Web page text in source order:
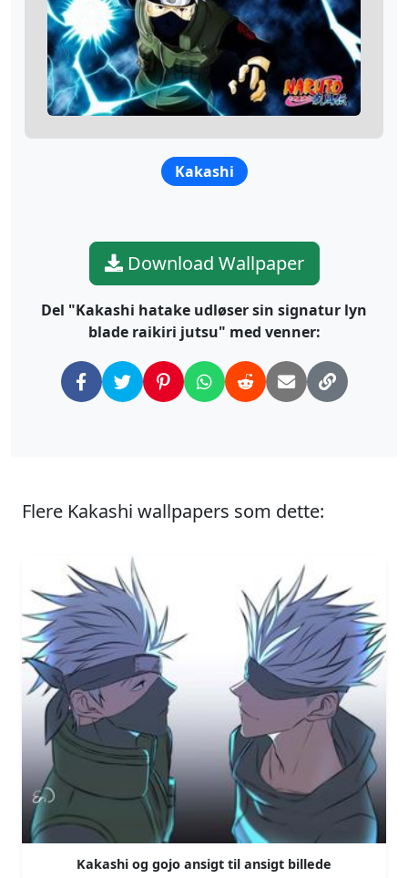
Kakashi
Download Wallpaper
Del "Kakashi hatake udløser sin signatur lyn
blade raikiri jutsu" med venner:
Flere Kakashi wallpapers som dette:
Kakashi og gojo ansigt til ansigt billede